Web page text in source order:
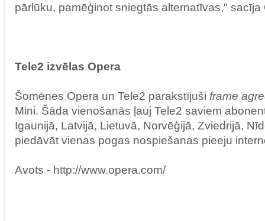
pārlūku, pamēģinot sniegtās alternatīvas," sacīja
Tele2 izvēlas Opera
Šomēnes Opera un Tele2 parakstījuši frame
Mini. Šāda vienošanās ļauj Tele2 saviem
Igaunijā, Latvijā, Lietuvā, Norvēģijā, Zviedrijā,
piedāvāt vienas pogas nospiešanas pieeju
Avots - http://www.opera.com/